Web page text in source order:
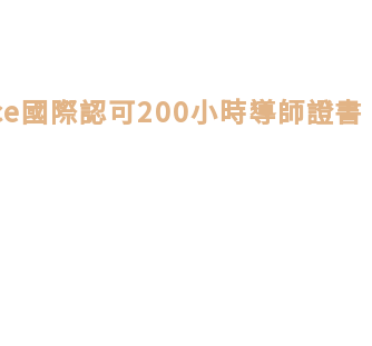
際認可200小時導師證書